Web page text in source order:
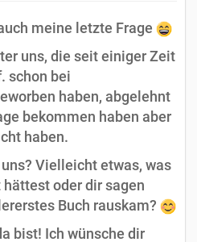
meine letzte Frage
uns, die seit einiger Zeit
schon bei
haben, abgelehnt
bekommen haben aber
haben.
Vielleicht etwas, was
oder dir sagen
Buch rauskam?
bist! Ich wünsche dir